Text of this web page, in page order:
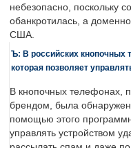
небезопасно, поскольку
обанкротилась, а
США.
Ъ: В российских кнопочных
которая позволяет
В кнопочных телефонах,
брендом, была
помощью этого
управлять устройством